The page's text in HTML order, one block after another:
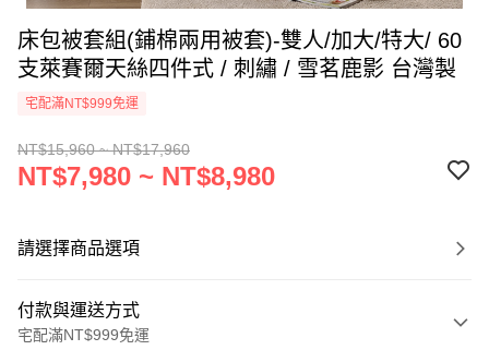
床包被套組(鋪棉兩用被套)-雙人/加大/特大/ 60
支萊賽爾天絲四件式 / 刺繡 / 雪茗鹿影 台灣製
宅配滿NT$999免運
NT$15,960 ~ NT$17,960
NT$7,980 ~ NT$8,980
請選擇商品選項
付款與運送方式
宅配滿NT$999免運